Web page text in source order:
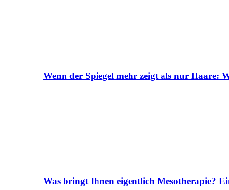
Wenn der Spiegel mehr zeigt als nur Haare:
Was bringt Ihnen eigentlich Mesotherapie?